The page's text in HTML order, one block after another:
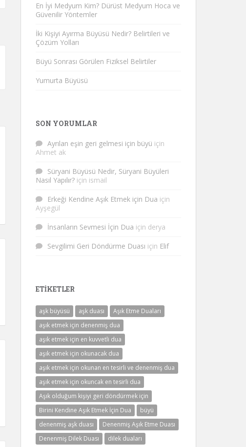
En İyi Medyum Kim? Dürüst Medyum Hoca ve
Güvenilir Yöntemler
İki Kişiyi Ayırma Büyüsü Nedir? Belirtileri ve
Çözüm Yolları
Büyü Sonrası Görülen Fiziksel Belirtiler
Yumurta Büyüsü
SON YORUMLAR
Ayrılan eşin geri gelmesi için büyü için
Ahmet ak
Süryani Büyüsü Nedir, Süryani Büyüleri
Nasıl Yapılır? için ismail
Erkeği Kendine Aşık Etmek için Dua için
Ayşegül
İnsanların Sevmesi İçin Dua için derya
Sevgilimi Geri Döndürme Duası için Elif
ETIKETLER
aşk büyüsü aşk duası
Aşık Etme Duaları
aşık etmek için denenmiş dua
aşık etmek için en kuvvetli dua
aşık etmek için okunacak dua
aşık etmek için okunan en tesirli ve denenmiş dua
aşık etmek için okuncak en tesirli dua
Aşık olduğum kişiyi geri döndürmek için
Birini Kendine Aşık Etmek İçin Dua
büyü
denenmiş aşk duası
Denenmiş Aşık Etme Duası
Denenmiş Dilek Duası
dilek duaları